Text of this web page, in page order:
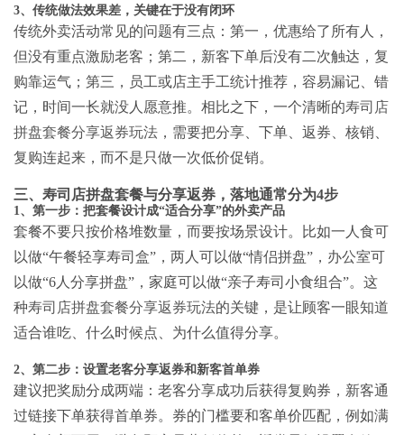
3、传统做法效果差，关键在于没有闭环
传统外卖活动常见的问题有三点：第一，优惠给了所有人，
但没有重点激励老客；第二，新客下单后没有二次触达，复
购靠运气；第三，员工或店主手工统计推荐，容易漏记、错
记，时间一长就没人愿意推。相比之下，一个清晰的寿司店
拼盘套餐分享返券玩法 ，需要把分享、下单、返券、核销、
复购连起来，而不是只做一次低价促销。
三、寿司店拼盘套餐与分享返券，落地通常分为4步
1、第一步：把套餐设计成“适合分享”的外卖产品
套餐不要只按价格堆数量，而要按场景设计。比如一人食可
以做“午餐轻享寿司盒”，两人可以做“情侣拼盘”，办公室可
以做“6人分享拼盘”，家庭可以做“亲子寿司小食组合”。这
种寿司店拼盘套餐分享返券玩法的关键，是让顾客一眼知道
适合谁吃、什么时候点、为什么值得分享。
2、第二步：设置老客分享返券和新客首单券
建议把奖励分成两端：老客分享成功后获得复购券，新客通
过链接下单获得首单券。券的门槛要和客单价匹配，例如满